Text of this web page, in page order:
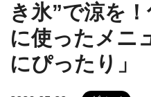
き氷”で涼を
に使ったメニ
にぴったり」